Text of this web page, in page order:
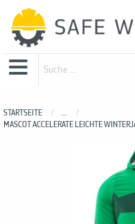
STARTSEITE
...
MASCOT ACCELERATE LEICHTE